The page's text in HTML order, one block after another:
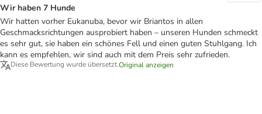
Wir haben 7 Hunde
Wir hatten vorher Eukanuba, bevor wir Briantos in allen
Geschmacksrichtungen ausprobiert haben – unseren Hunden schmeckt
es sehr gut, sie haben ein schönes Fell und einen guten Stuhlgang. Ich
kann es empfehlen, wir sind auch mit dem Preis sehr zufrieden.
Diese Bewertung wurde übersetzt.Original anzeigen